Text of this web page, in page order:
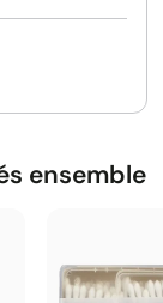
ensemble